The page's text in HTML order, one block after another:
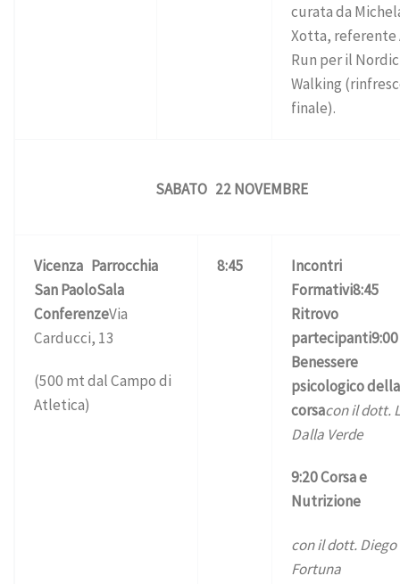
curata da
Xotta, referente
Run per il Nordic
Walking
finale).
SABATO 22 NOVEMBRE
Vicenza Parrocchia
San PaoloSala
ConferenzeVia
Carducci, 13
(500 mt dal Campo di
Atletica)
8:45
Incontri
Formativi8:45
Ritrovo
partecipanti
Benessere
psicologico della
corsacon il dott.
Dalla Verde
9:20 Corsa e
Nutrizione
con il dott. Diego
Fortuna